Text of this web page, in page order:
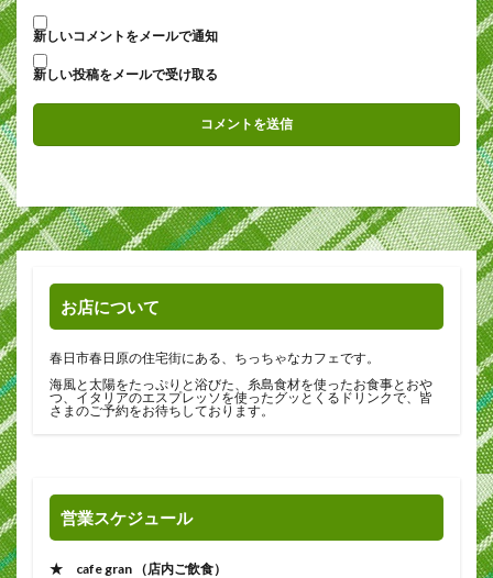
新しいコメントをメールで通知
新しい投稿をメールで受け取る
お店について
春日市春日原の住宅街にある、ちっちゃなカフェです。
海風と太陽をたっぷりと浴びた、糸島食材を使ったお食事とおや
つ、イタリアのエスプレッソを使ったグッとくるドリンクで、皆
さまのご予約をお待ちしております。
営業スケジュール
★ cafe gran （店内ご飲食）